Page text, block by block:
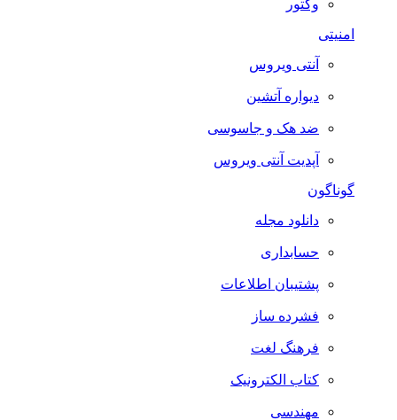
وکتور
امنیتی
آنتی ویروس
دیواره آتشین
ضد هک و جاسوسی
آپدیت آنتی ویروس
گوناگون
دانلود مجله
حسابداری
پشتیبان اطلاعات
فشرده ساز
فرهنگ لغت
کتاب الکترونیک
مهندسی